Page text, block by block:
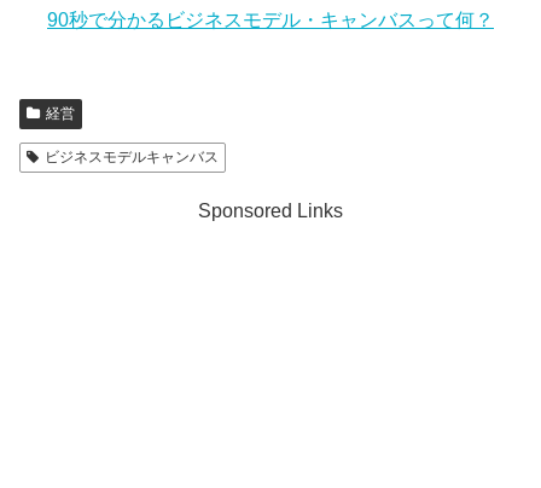
90秒で分かるビジネスモデル・キャンバスって何？
経営
ビジネスモデルキャンバス
Sponsored Links